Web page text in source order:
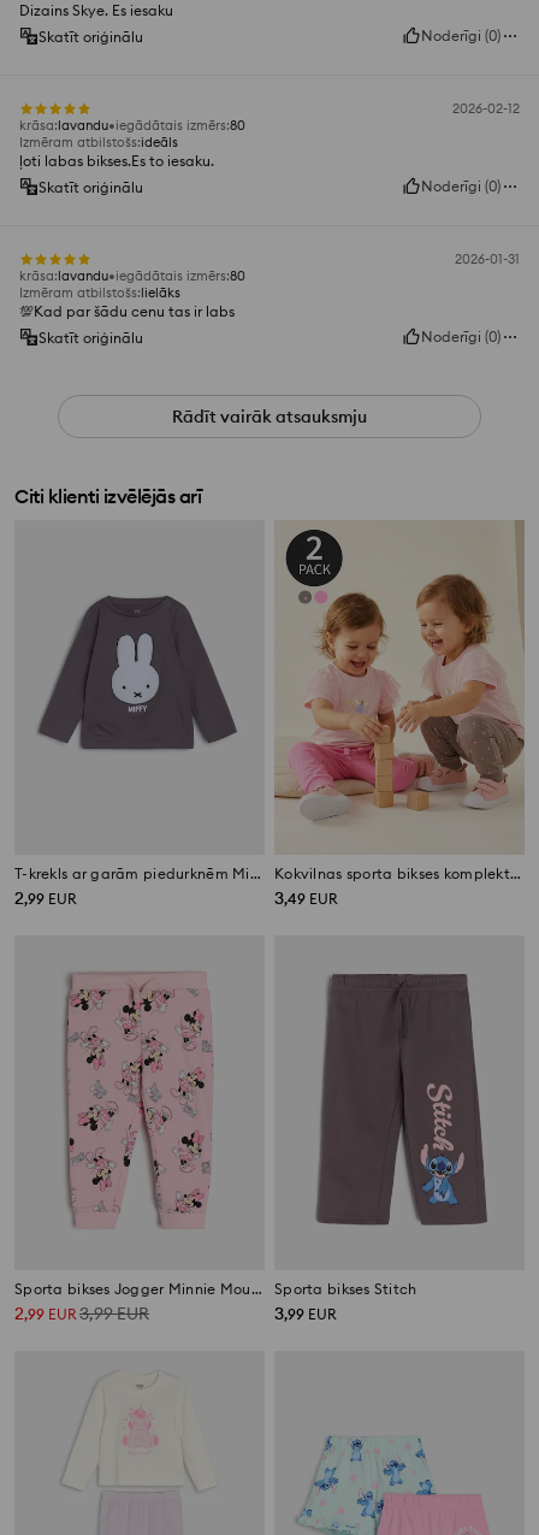
Dizains Skye. Es iesaku
Skatīt oriģinālu
Noderīgi (0)
2026-02-12
krāsa:lavandu iegādātais izmērs:80
Izmēram atbilstošs:ideāls
ļoti labas bikses.Es to iesaku.
Skatīt oriģinālu
Noderīgi (0)
2026-01-31
krāsa:lavandu iegādātais izmērs:80
Izmēram atbilstošs:lielāks
💯Kad par šādu cenu tas ir labs
Skatīt oriģinālu
Noderīgi (0)
Rādīt vairāk atsauksmju
Citi klienti izvēlējās arī
T-krekls ar garām piedurknēm Miffy
2,99 EUR
Kokvilnas sporta bikses komplekts 2 pack
3,49 EUR
Sporta bikses Jogger Minnie Mouse
2,99 EUR 3,99EUR
Sporta bikses Stitch
3,99 EUR